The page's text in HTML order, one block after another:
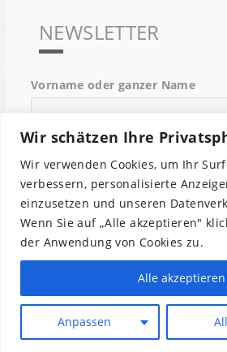
Wir schätzen Ihre
Wir verwenden Cookies, um Ihr
verbessern, personalisierte
einzusetzen und unseren
Wenn Sie auf „Alle akzeptieren"
der Anwendung von Cookies zu.
Anpassen
Alle akzeptieren
NEWSLETTER
Vorname oder ganzer Name
Email
Indem Du fortfährst,
Datenschutzerklärung.